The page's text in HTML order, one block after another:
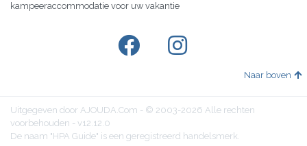
kampeeraccommodatie voor uw vakantie
Naar boven
Uitgegeven door AJOUDA.Com - © 2003-2026 Alle rechten
voorbehouden - v12.12.0
De naam "HPA Guide" is een geregistreerd handelsmerk.